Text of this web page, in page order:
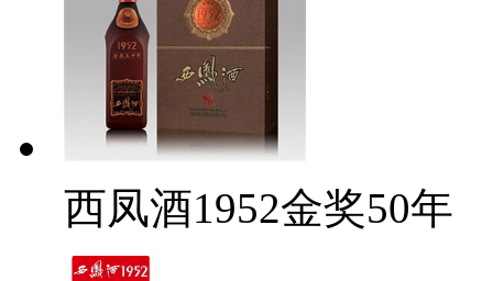
西凤酒1952金奖50年